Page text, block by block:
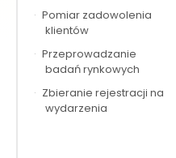
· Pomiar zadowolenia
klientów
· Przeprowadzanie
badań rynkowych
· Zbieranie rejestracji na
wydarzenia